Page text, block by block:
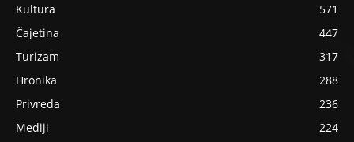
Kultura
571
Čajetina
447
Turizam
317
Hronika
288
Privreda
236
Mediji
224